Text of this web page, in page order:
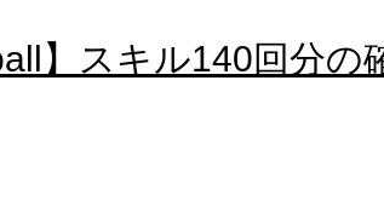
】スキル140回分の